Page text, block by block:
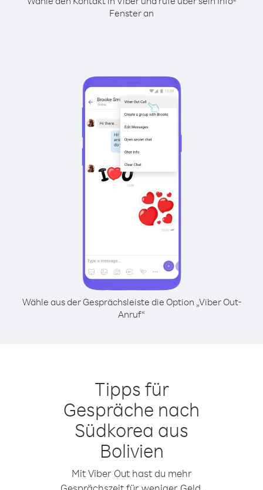
Fenster an
Wähle aus der Gesprächsleiste die Option „Viber Out-
Anruf“
Tipps für
Gespräche nach
Südkorea aus
Bolivien
Mit Viber Out hast du mehr